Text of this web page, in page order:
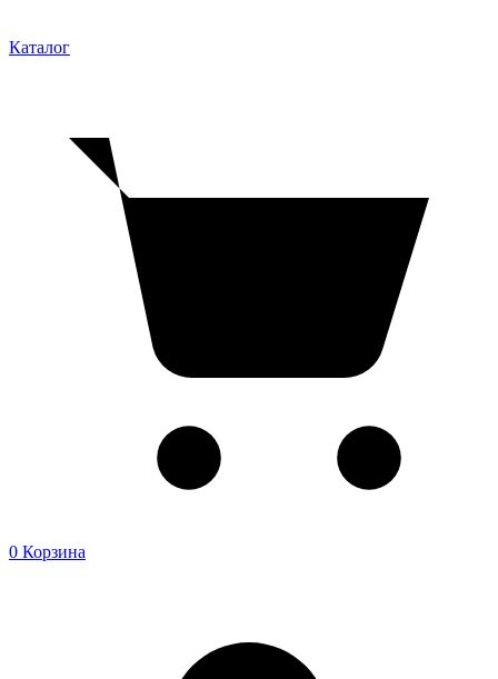
Каталог
0 Корзина